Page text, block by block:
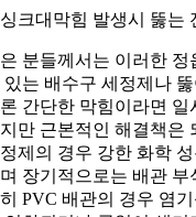
크대막힘 발생시 뚫는
분들께서는 이러한
있는 배수구 세정제나
간단한 막힘이라면
만 근본적인 해결책은
제의 경우 강한 화학
장기적으로는 배관
PVC 배관의 경우 염